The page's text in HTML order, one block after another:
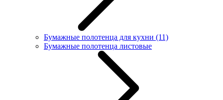
Бумажные полотенца для кухни (11)
Бумажные полотенца листовые